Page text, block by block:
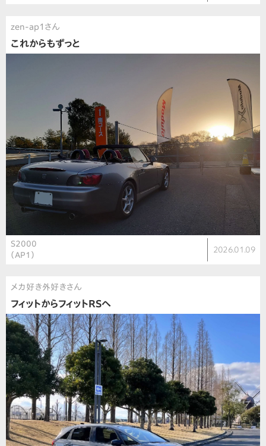
zen-ap1さん
これからもずっと
S2000
（AP1）
2026.01.09
メカ好き外好きさん
フィットからフィットRSへ